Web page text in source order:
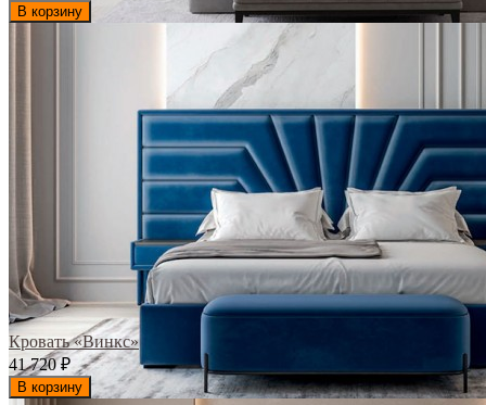
В корзину
Кровать «Винкс»
41 720₽
В корзину